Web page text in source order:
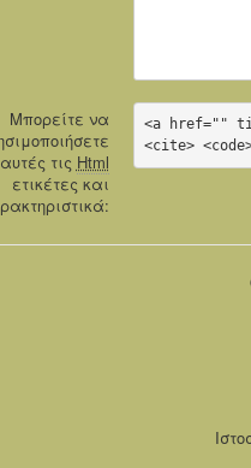
Μπορείτε να
αυτές τις Html
ετικέτες και
<a href=""
<cite>